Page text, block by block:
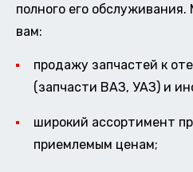
полного его
вам:
продажу запчастей к
(запчасти ВАЗ, УАЗ) и
широкий ассортимент
приемлемым ценам;